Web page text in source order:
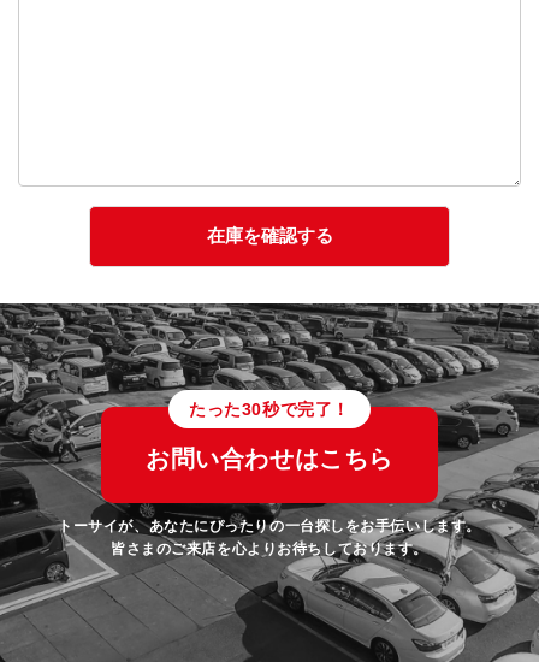
たった30秒で完了！
お問い合わせはこちら
トーサイが、あなたにぴったりの一台探しをお手伝いします。
皆さまのご来店を心よりお待ちしております。